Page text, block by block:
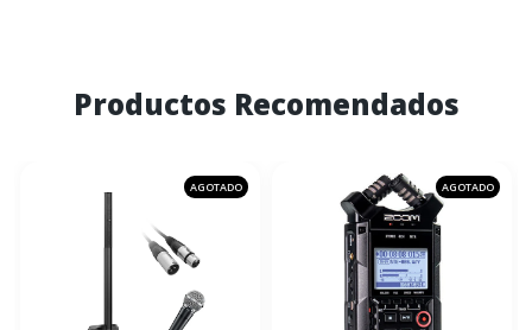
Productos Recomendados
AGOTADO AGOTADO